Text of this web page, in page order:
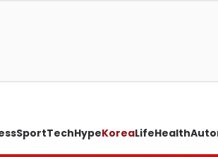
SportTechHypeKoreaLifeHealth